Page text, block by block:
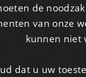
de
van onze
kunnen niet
dat u uw